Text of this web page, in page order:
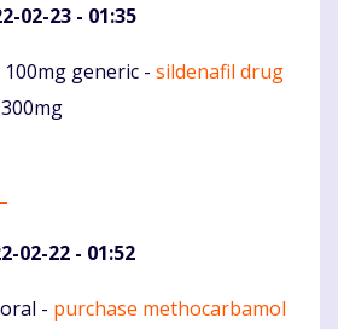
02-23 - 01:35
generic - sildenafil drug
02-22 - 01:52
- purchase methocarbamol